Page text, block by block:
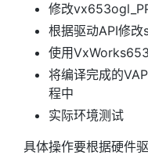
修改
根据驱动API修
使用
将编译完成的
程中
实际环境测试
具体操作要根据硬件